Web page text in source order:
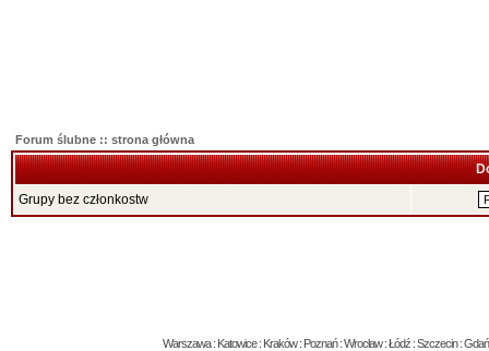
Forum ślubne :: strona główna
Grupy bez członkostw
Warszawa : Katowice : Kraków : Poznań : Wrocław : Łódź : Szczecin :